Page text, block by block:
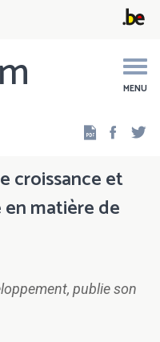
MENU
croissance et
matière de
publie son